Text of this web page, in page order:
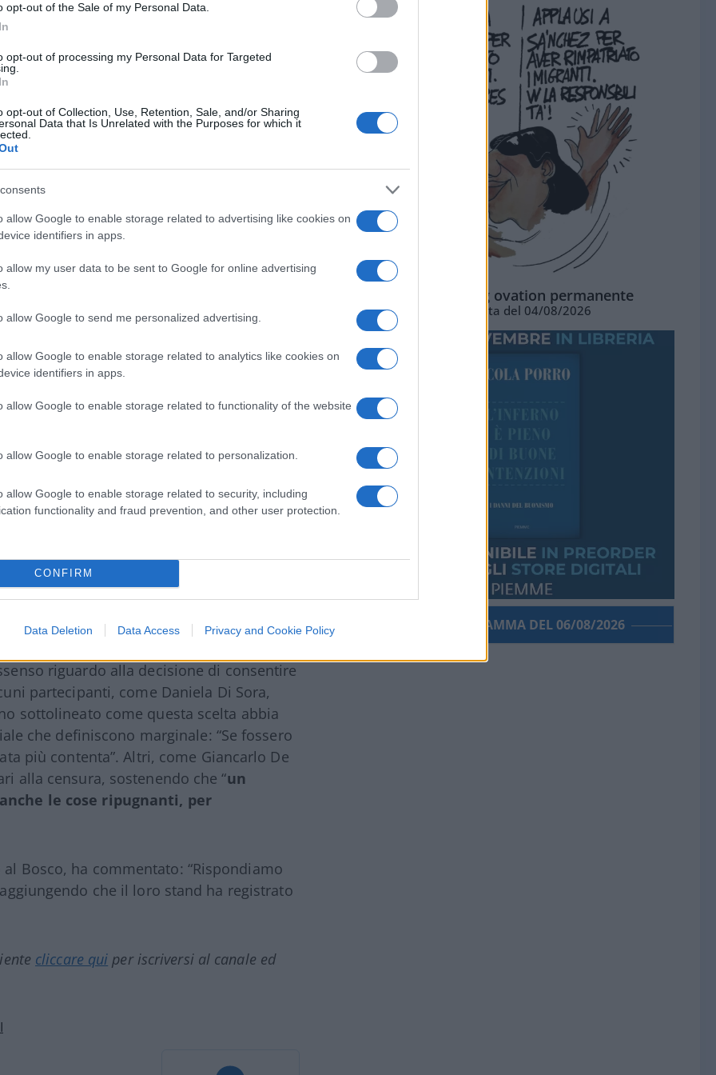
opt-out of the Sale of my Personal Data.
opt-out of processing my Personal Data for Targeted
opt-out of Collection, Use, Retention, Sale, and/or Sharing
Data that Is Unrelated with the Purposes for which it
allow Google to enable storage related to advertising like cookies on
identifiers in apps.
allow my user data to be sent to Google for online advertising
allow Google to send me personalized advertising.
allow Google to enable storage related to analytics like cookies on
identifiers in apps.
allow Google to enable storage related to functionality of the website
allow Google to enable storage related to personalization.
allow Google to enable storage related to security, including
functionality and fraud prevention, and other user protection.
CONFIRM
Data Deletion Data Access Privacy and Cookie Policy
collettivo di protesta
ciò che è accaduto alla libertà di stampa
messo in pratica la loro libertà di
espositori si sono mossi in corteo
“Bella Ciao” e gridando slogan come
antifascisti”. La protesta si è svolta
scontro verbale. Tra le case editrici che
come
scelto di non partecipare alla fiera
con i nazisti”.
quando un gruppo di oltre 80 firme,
al Boscodall’evento, definendone il
Nonostante le richieste, Aie
Il direttore di Più Libri Più Liberi, Fabio
nel rispetto della legalità è
aprire un dibattito serio, partendo da un
della fiera
riguardo alla decisione di consentire
partecipanti, come Daniela Di Sora,
sottolineato come questa scelta abbia
che definiscono marginale: “Se fossero
più contenta”. Altri, come Giancarlo De
alla censura, sostenendo che “un
le cose ripugnanti, per
Bosco, ha commentato: “Rispondiamo
che il loro stand ha registrato
cliccare qui per iscriversi al canale ed
La standing ovation permanente
Vignetta del 04/08/2026
PORROGRAMMA DEL 06/08/2026